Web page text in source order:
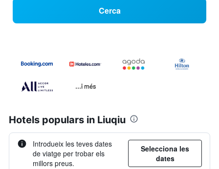
Cerca
...i més
Hotels populars in Liuqiu
Introdueix les teves dates
de viatge per trobar els
millors preus.
Selecciona les
dates